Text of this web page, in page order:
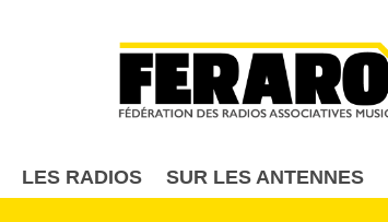
LES RADIOS SUR LES ANTENNES